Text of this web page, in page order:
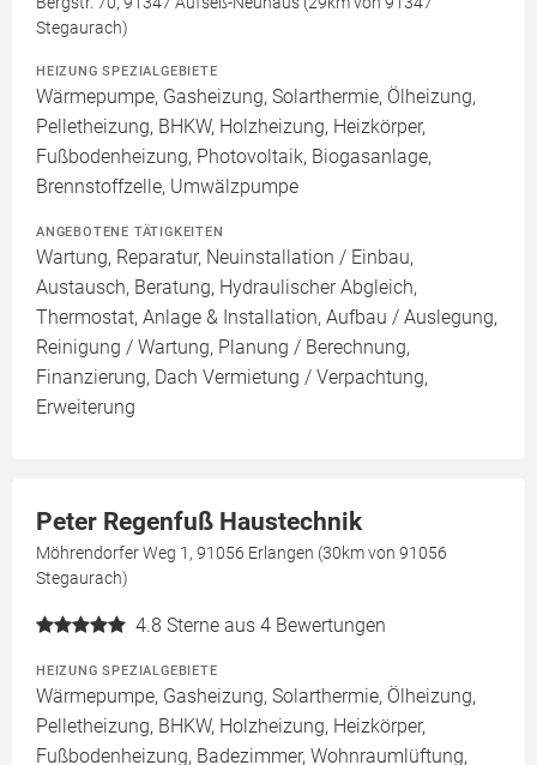
Stegaurach)
HEIZUNG SPEZIALGEBIETE
Wärmepumpe, Gasheizung, Solarthermie, Ölheizung,
Pelletheizung, BHKW, Holzheizung, Heizkörper,
Fußbodenheizung, Photovoltaik, Biogasanlage,
Brennstoffzelle, Umwälzpumpe
ANGEBOTENE TÄTIGKEITEN
Wartung, Reparatur, Neuinstallation / Einbau,
Austausch, Beratung, Hydraulischer Abgleich,
Thermostat, Anlage & Installation, Aufbau / Auslegung,
Reinigung / Wartung, Planung / Berechnung,
Finanzierung, Dach Vermietung / Verpachtung,
Erweiterung
Peter Regenfuß Haustechnik
Möhrendorfer Weg 1, 91056 Erlangen (30km von 91056
Stegaurach)
4.8 Sterne aus 4 Bewertungen
HEIZUNG SPEZIALGEBIETE
Wärmepumpe, Gasheizung, Solarthermie, Ölheizung,
Pelletheizung, BHKW, Holzheizung, Heizkörper,
Fußbodenheizung, Badezimmer, Wohnraumlüftung,